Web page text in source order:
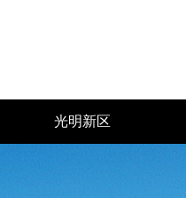
光明新区